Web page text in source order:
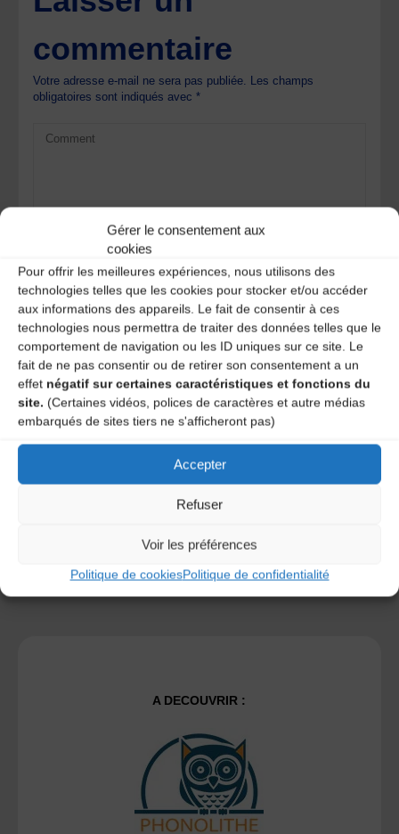
Gérer le consentement aux
cookies
Pour offrir les meilleures expériences, nous utilisons des
technologies telles que les cookies pour stocker et/ou accéder
aux informations des appareils. Le fait de consentir à ces
technologies nous permettra de traiter des données telles que le
comportement de navigation ou les ID uniques sur ce site. Le
fait de ne pas consentir ou de retirer son consentement a un
effet négatif sur certaines caractéristiques et fonctions du
site. (Certaines vidéos, polices de caractères et autre médias
embarqués de sites tiers ne s'afficheront pas)
Accepter
Refuser
Voir les préférences
Politique de cookiesPolitique de confidentialité
commentaire
Votre adresse e-mail ne sera pas publiée. Les champs
obligatoires sont indiqués avec*
Save my name, email, and site URL in my browser for next
time I post a comment.
Ce site utilise Akismet pour réduire les indésirables.En
savoir plus sur la façon dont les données de vos
A DECOUVRIR :